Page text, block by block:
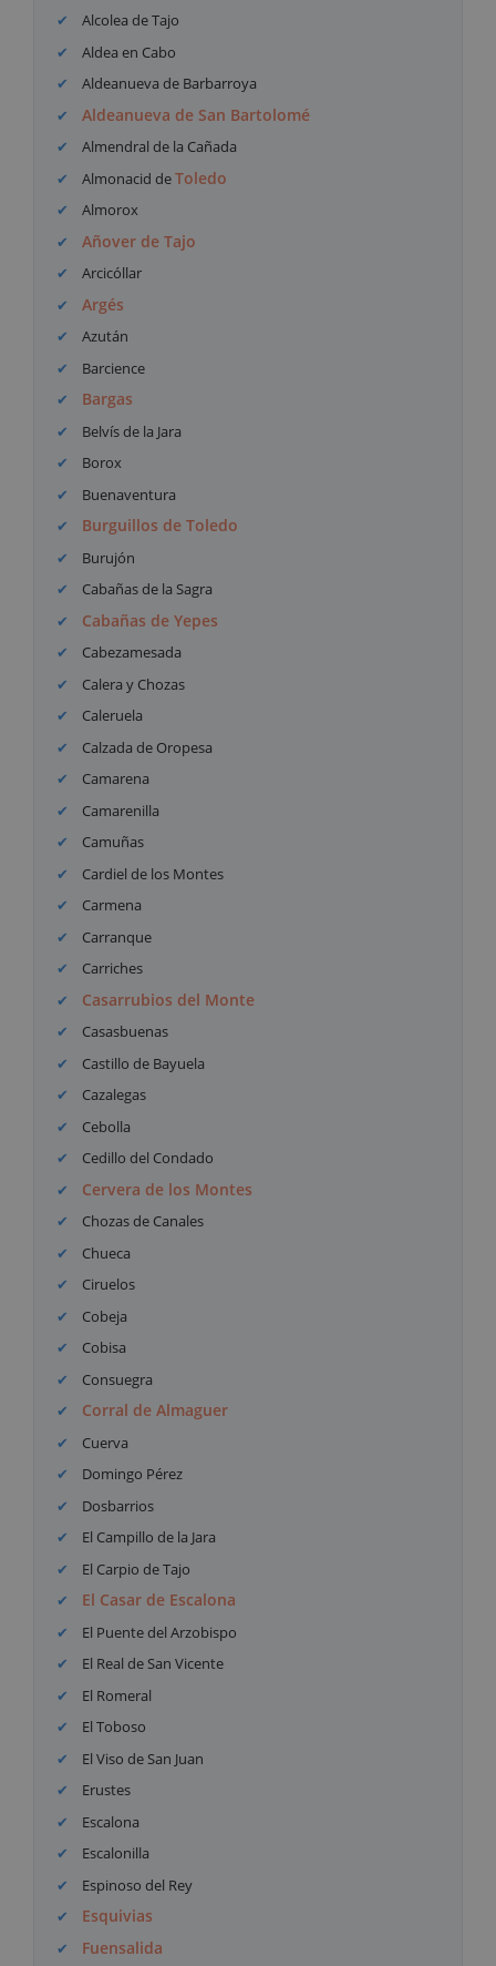
Alcolea de Tajo
Aldea en Cabo
Aldeanueva de Barbarroya
Aldeanueva de San Bartolomé
Almendral de la Cañada
Almonacid deToledo
Almorox
Añover de Tajo
Arcicóllar
Argés
Azután
Barcience
Bargas
Belvís de la Jara
Borox
Buenaventura
Burguillos de Toledo
Burujón
Cabañas de la Sagra
Cabañas de Yepes
Cabezamesada
Calera y Chozas
Caleruela
Calzada de Oropesa
Camarena
Camarenilla
Camuñas
Cardiel de los Montes
Carmena
Carranque
Carriches
Casarrubios del Monte
Casasbuenas
Castillo de Bayuela
Cazalegas
Cebolla
Cedillo del Condado
Cervera de los Montes
Chozas de Canales
Chueca
Ciruelos
Cobeja
Cobisa
Consuegra
Corral de Almaguer
Cuerva
Domingo Pérez
Dosbarrios
El Campillo de la Jara
El Carpio de Tajo
El Casar de Escalona
El Puente del Arzobispo
El Real de San Vicente
El Romeral
El Toboso
El Viso de San Juan
Erustes
Escalona
Escalonilla
Espinoso del Rey
Esquivias
Fuensalida